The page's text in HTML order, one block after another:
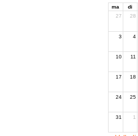
ma di
27
28
3 4
10 11
17 18
24 25
31 1